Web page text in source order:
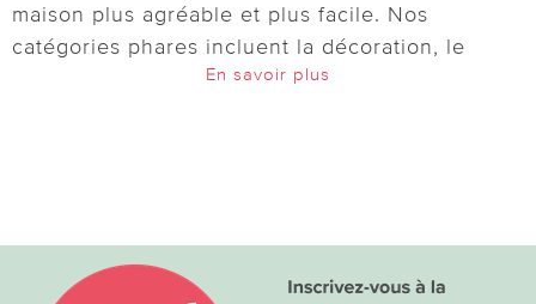
maison plus agréable et plus facile. Nos
catégories phares incluent la décoration, le
jardin, l’entretien, la cuisine, le bien-être et
outils pour le micro-ondes et bien d’autres
articles du quotidien. Pour votre bien-être, nous
En savoir plus